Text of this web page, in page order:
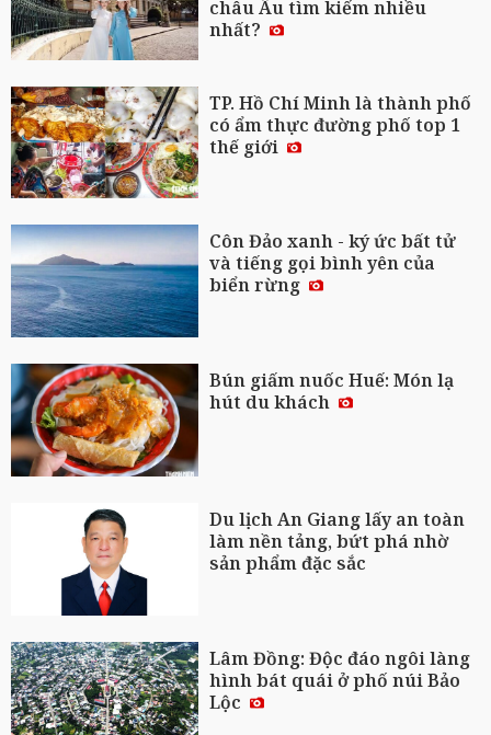
châu Âu tìm kiếm nhiều
nhất?
TP. Hồ Chí Minh là thành phố
có ẩm thực đường phố top 1
thế giới
Côn Đảo xanh - ký ức bất tử
và tiếng gọi bình yên của
biển rừng
Bún giấm nuốc Huế: Món lạ
hút du khách
Du lịch An Giang lấy an toàn
làm nền tảng, bứt phá nhờ
sản phẩm đặc sắc
Lâm Đồng: Độc đáo ngôi làng
hình bát quái ở phố núi Bảo
Lộc